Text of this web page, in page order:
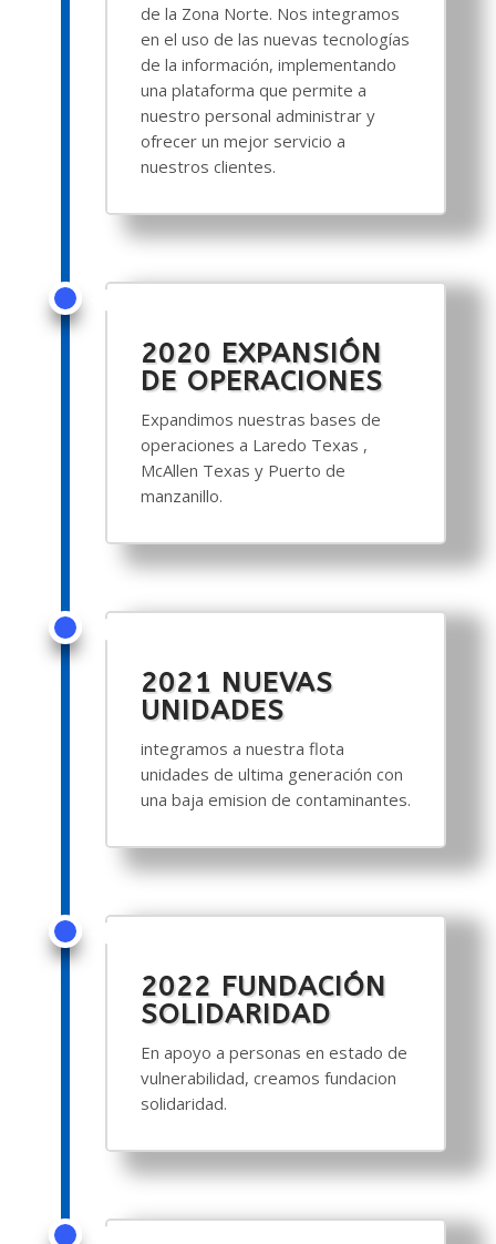
de la Zona Norte. Nos integramos
en el uso de las nuevas tecnologías
de la información, implementando
una plataforma que permite a
nuestro personal administrar y
ofrecer un mejor servicio a
nuestros clientes.
2020 EXPANSIÓN
DE OPERACIONES
Expandimos nuestras bases de
operaciones a Laredo Texas ,
McAllen Texas y Puerto de
manzanillo.
2021 NUEVAS
UNIDADES
integramos a nuestra flota
unidades de ultima generación con
una baja emision de contaminantes.
2022 FUNDACIÓN
SOLIDARIDAD
En apoyo a personas en estado de
vulnerabilidad, creamos fundacion
solidaridad.